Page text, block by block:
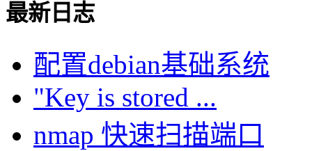
最新日志
配置debian基础系统
"Key is stored ...
nmap 快速扫描端口